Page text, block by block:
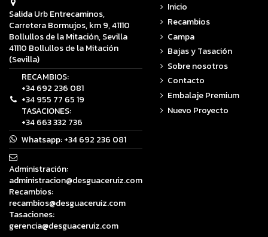
Salida Urb Entrecaminos,
Carretera Bormujos, km 9, 41110
Bollullos de la Mitación, Sevilla
41110 Bollullos de la Mitación
(Sevilla)
RECAMBIOS:
+34 692 236 081
+34 955 77 65 19
TASACIONES:
+34 663 332 736
Whatsapp:+34 692 236 081
Administración:
administracion@desguaceruiz.com
Recambios:
recambios@desguaceruiz.com
Tasaciones:
gerencia@desguaceruiz.com
Inicio
Recambios
Campa
Bajas y Tasación
Sobre nosotros
Contacto
Embalaje Premium
Nuevo Proyecto